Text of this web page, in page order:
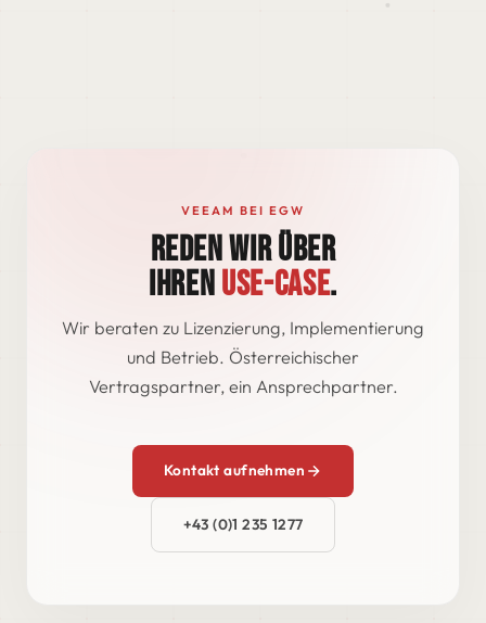
VEEAM BEI EGW
REDEN WIR ÜBER
IHRENUSE-CASE.
Wir beraten zu Lizenzierung, Implementierung
und Betrieb. Österreichischer
Vertragspartner, ein Ansprechpartner.
Kontakt aufnehmen
+43 (0)1 235 1277